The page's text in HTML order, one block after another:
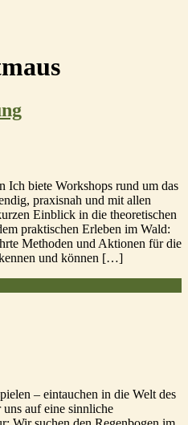
Ich biete Workshops rund um das
praxisnah und mit allen
Einblick in die theoretischen
praktischen Erleben im Wald:
Methoden und Aktionen für die
und können […]
– eintauchen in die Welt des
auf eine sinnliche